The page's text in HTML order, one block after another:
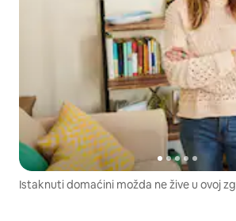
Istaknuti domaćini možda ne žive u ovoj